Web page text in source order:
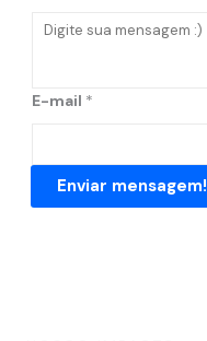
E-mail *
Enviar mensagem!